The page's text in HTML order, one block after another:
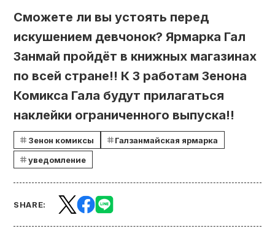
Сможете ли вы устоять перед
искушением девчонок? Ярмарка Гал
Занмай пройдёт в книжных магазинах
по всей стране!! К 3 работам Зенона
Комикса Гала будут прилагаться
наклейки ограниченного выпуска!!
Зенон комиксы
Галзанмайская ярмарка
уведомление
SHARE: